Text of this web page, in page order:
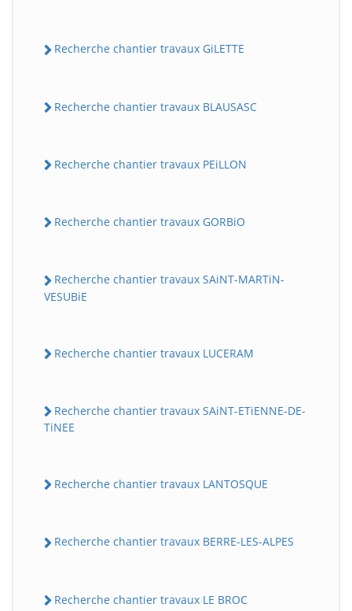
Recherche chantier travaux GiLETTE
Recherche chantier travaux BLAUSASC
Recherche chantier travaux PEiLLON
Recherche chantier travaux GORBiO
Recherche chantier travaux SAiNT-MARTiN-
VESUBiE
Recherche chantier travaux LUCERAM
Recherche chantier travaux SAiNT-ETiENNE-DE-
TiNEE
Recherche chantier travaux LANTOSQUE
Recherche chantier travaux BERRE-LES-ALPES
Recherche chantier travaux LE BROC